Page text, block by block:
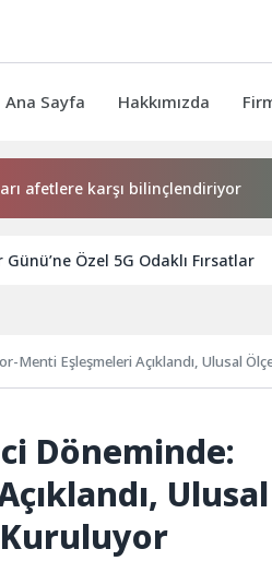
Ana Sayfa Hakkımızda
karşı bilinçlendiriyor
Özel 5G Odaklı Fırsatlar
Menti Eşleşmeleri Açıklandı, Ulusal
Döneminde:
Ulusal
Kuruluyor